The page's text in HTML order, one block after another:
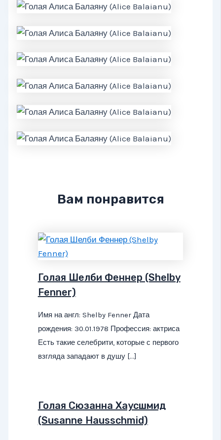
Вам понравится
Голая Шелби Феннер (Shelby
Fenner)
Имя на англ: Shelby Fenner Дата
рождения: 30.01.1978 Профессия: актриса
Есть такие селебрити, которые с первого
взгляда западают в душу […]
Голая Сюзанна Хаусшмид
(Susanne Hausschmid)